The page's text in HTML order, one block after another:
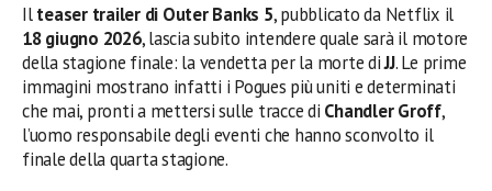
Ilteaser trailer di Outer Banks 5, pubblicato da Netflix il
18 giugno 2026, lascia subito intendere quale sarà il motore
della stagione finale: la vendetta per la morte diJJ. Le prime
immagini mostrano infatti i Pogues più uniti e determinati
che mai, pronti a mettersi sulle tracce di Chandler Groff,
l’uomo responsabile degli eventi che hanno sconvolto il
finale della quarta stagione.